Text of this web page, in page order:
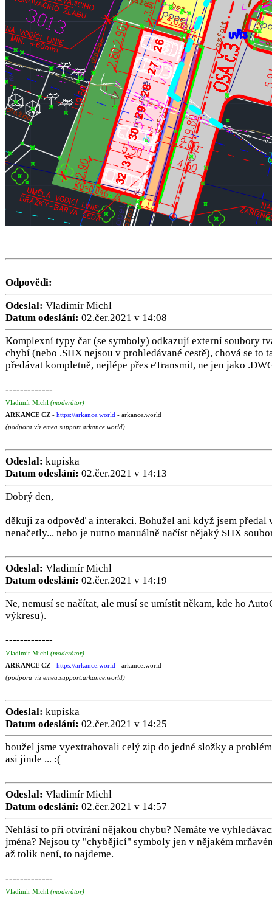
Odpovědi:
Odeslal: Vladimír Michl
Datum odeslání: 02.čer.2021 v 14:08
Komplexní typy čar (se symboly) odkazují externí soubory
chybí (nebo .SHX nejsou v prohledávané cestě), chová se to
předávat kompletně, nejlépe přes eTransmit, ne jen jako
-------------
Vladimír Michl (moderátor)
ARKANCE CZ - https://arkance.world - arkance.world
(podpora viz emea.support.arkance.world)
Odeslal: kupiska
Datum odeslání: 02.čer.2021 v 14:13
Dobrý den,
děkuji za odpověď a interakci. Bohužel ani když jsem předal
nenačetly... nebo je nutno manuálně načíst nějaký SHX
Odeslal: Vladimír Michl
Datum odeslání: 02.čer.2021 v 14:19
Ne, nemusí se načítat, ale musí se umístit někam, kde ho
výkresu).
-------------
Vladimír Michl (moderátor)
ARKANCE CZ - https://arkance.world - arkance.world
(podpora viz emea.support.arkance.world)
Odeslal: kupiska
Datum odeslání: 02.čer.2021 v 14:25
boužel jsme vyextrahovali celý zip do jedné složky a
asi jinde ... :(
Odeslal: Vladimír Michl
Datum odeslání: 02.čer.2021 v 14:57
Nehlásí to při otvírání nějakou chybu? Nemáte ve
jména? Nejsou ty "chybějící" symboly jen v nějakém
až tolik není, to najdeme.
-------------
Vladimír Michl (moderátor)